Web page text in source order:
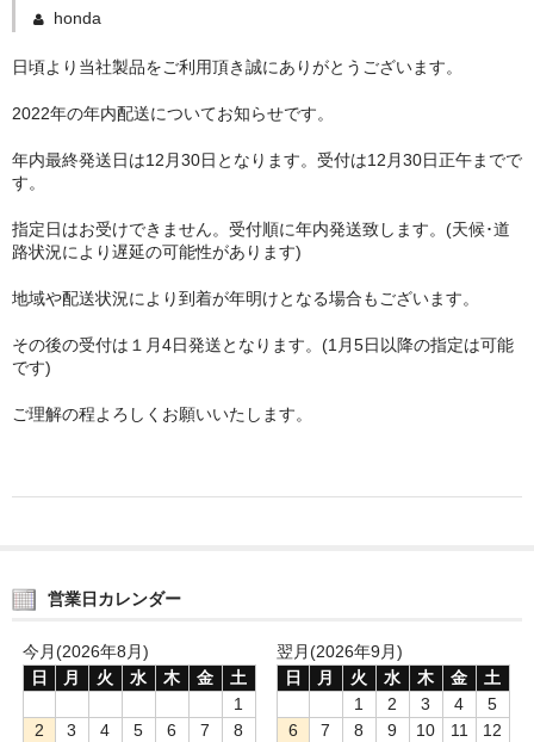
honda
日頃より当社製品をご利用頂き誠にありがとうございます。
2022年の年内配送についてお知らせです。
年内最終発送日は12月30日となります。受付は12月30日正午までで
す。
指定日はお受けできません。受付順に年内発送致します。(天候･道
路状況により遅延の可能性があります)
地域や配送状況により到着が年明けとなる場合もございます。
その後の受付は１月4日発送となります。(1月5日以降の指定は可能
です)
ご理解の程よろしくお願いいたします。
営業日カレンダー
今月(2026年8月)
日
月 火 水 木 金
土
1
2
3 4 5 6 7 8
翌月(2026年9月)
日
月 火 水 木 金
土
1
2 3 4
5
6
7 8 9 10 11 12